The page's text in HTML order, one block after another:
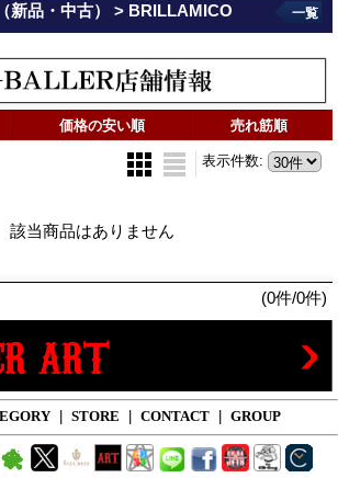
新品・中古） > BRILLAMICO 一覧
価格の安い順 売れ筋順
表示件数:
該当商品はありません
(0件/0件)
STORE CONTACT GROUP